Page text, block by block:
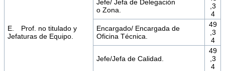
E. Prof. no titulado y
Jefaturas de Equipo.
Jefe/ Jefa de Delegación
o Zona.
,3
4
Encargado/ Encargada de
Oficina Técnica.
49
,3
4
Jefe/Jefa de Calidad.
49
,3
4